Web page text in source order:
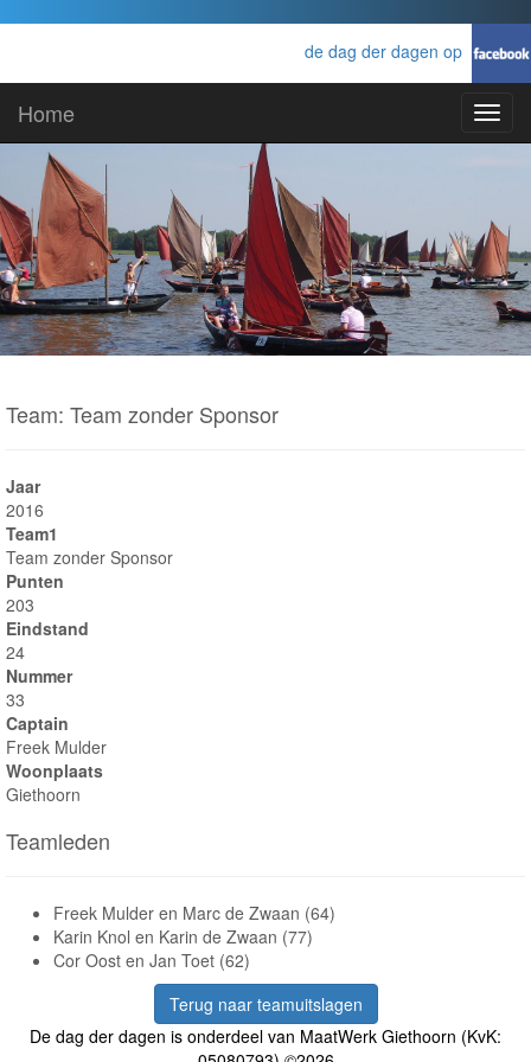
de dag der dagen op
Home
Team: Team zonder Sponsor
Jaar
2016
Team1
Team zonder Sponsor
Punten
203
Eindstand
24
Nummer
33
Captain
Freek Mulder
Woonplaats
Giethoorn
Teamleden
Freek Mulder en Marc de Zwaan (64)
Karin Knol en Karin de Zwaan (77)
Cor Oost en Jan Toet (62)
Terug naar teamuitslagen
De dag der dagen is onderdeel van MaatWerk Giethoorn (KvK: